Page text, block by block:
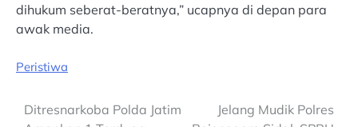
dihukum seberat-beratnya,” ucapnya di depan para
awak media.
Peristiwa
Post
Ditresnarkoba Polda Jatim
Jelang Mudik Polres